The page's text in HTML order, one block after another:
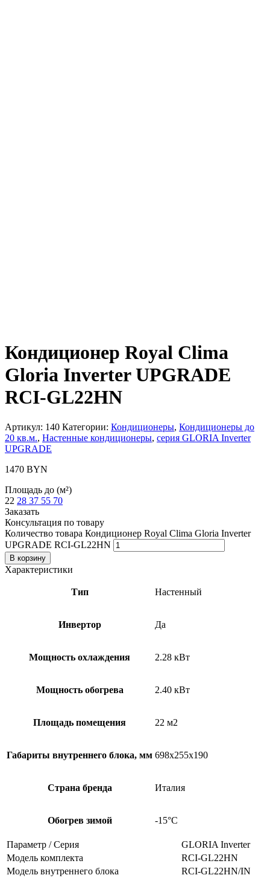
Кондиционер Royal Clima
Gloria Inverter UPGRADE
RCI-GL22HN
Артикул: 140 Категории: Кондиционеры, Кондиционеры до
20 кв.м., Настенные кондиционеры, серия GLORIA Inverter
UPGRADE
1470 BYN
Площадь до (м²)
22 28 37 55 70
Заказать
Консультация по товару
Количество товара Кондиционер Royal Clima Gloria Inverter
UPGRADE RCI-GL22HN
В корзину
Характеристики
Тип Настенный
Инвертор Да
Мощность охлаждения 2.28 кВт
Мощность обогрева 2.40 кВт
Площадь помещения 22 м2
Габариты внутреннего блока, мм 698x255x190
Страна бренда Италия
Обогрев зимой -15°С
Параметр / Серия
GLORIA Inverter
Модель комплекта
RCI-GL22HN
Модель внутреннего блока
RCI-GL22HN/IN